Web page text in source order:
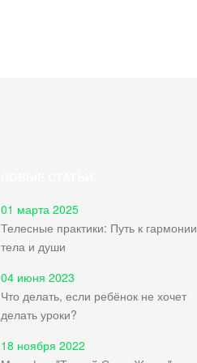
01 марта 2025
Телесные практики: Путь к гармонии
тела и души
04 июня 2023
Что делать, если ребёнок не хочет
делать уроки?
18 ноября 2022